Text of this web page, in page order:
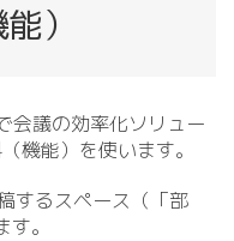
）
会議の効率化ソリュー
機能）を使います。
するスペース（「部
。